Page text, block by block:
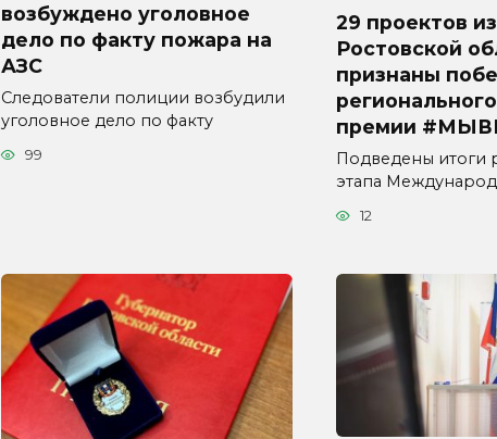
возбуждено уголовное
дело по факту пожара на
АЗС
Следователи полиции возбудили
уголовное дело по факту
99
29 проектов из
Ростовской
признаны
премии
Подведены итоги
этапа
12